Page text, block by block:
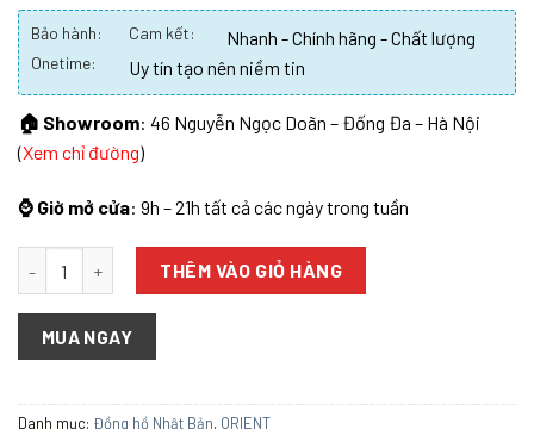
Bảo hành: Cam kết: Nhanh - Chính hãng - Chất lượng
Onetime: Uy tín tạo nên niềm tin
🏠 Showroom: 46 Nguyễn Ngọc Doãn – Đống Đa – Hà Nội
(Xem chỉ đường)
⌚ Giờ mở cửa: 9h – 21h tất cả các ngày trong tuần
THÊM VÀO GIỎ HÀNG
MUA NGAY
Danh mục: Đồng hồ Nhật Bản, ORIENT